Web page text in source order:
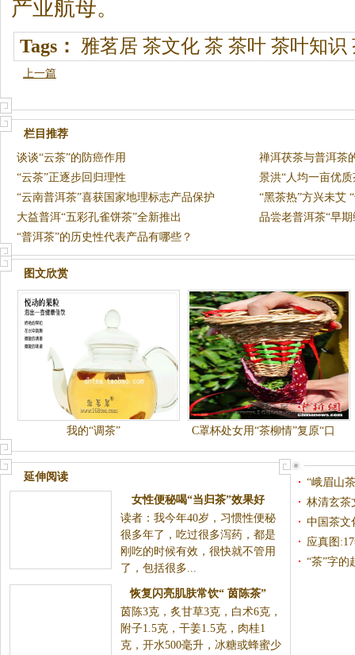
产业航母。
Tags： 雅茗居 茶文化 茶 茶叶 茶叶知识
上一篇
栏目推荐
谈谈“云茶”的防癌作用
禅洱茯茶与普洱茶
“云茶”正逐步回归理性
景洪“人均一亩优质
“云南普洱茶”喜获国家地理标志产品保护
“黑茶热”方兴未艾
大益普洱“五彩孔雀饼茶”全新推出
品尝老普洱茶“早
“普洱茶”的历史性代表产品有哪些？
图文欣赏
我的“调茶”
C罩杯处女用“茶柳情”复原“口
唇茶”传说 ？(图)
延伸阅读
女性便秘喝“当归茶”效果好
读者：我今年40岁，习惯性便秘
很多年了，吃过很多泻药，都是
刚吃的时候有效，很快就不管用
了，包括很多...
恢复闪亮肌肤常饮“ 茵陈茶”
茵陈3克，炙甘草3克，白术6克，
附子1.5克，干姜1.5克，肉桂1
克，开水500毫升，冰糖或蜂蜜少
“峨眉山
林清玄茶
中国茶文
应真图
录
“茶”字的